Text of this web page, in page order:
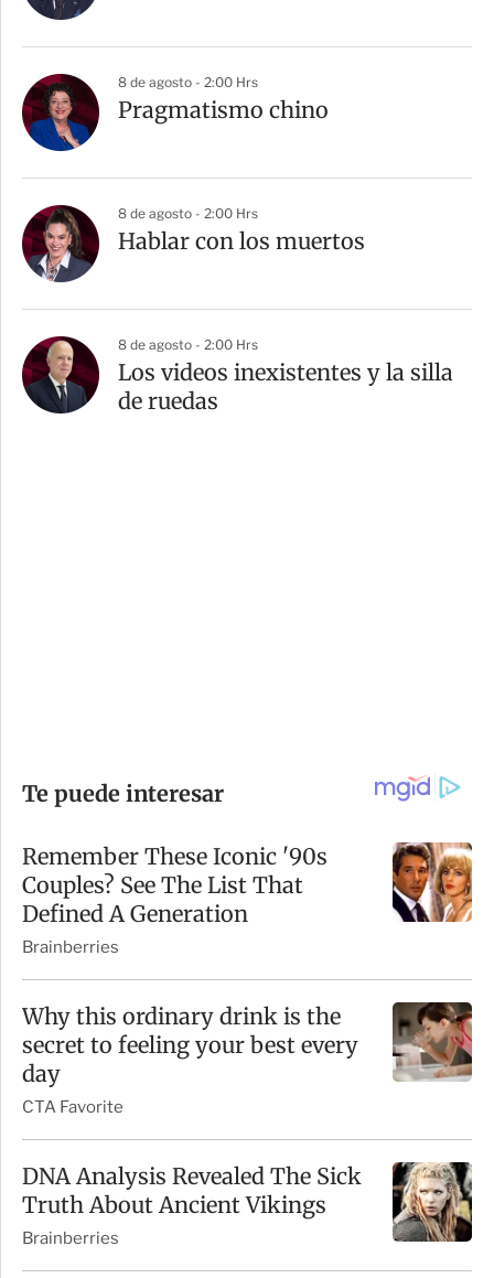
8 de agosto - 2:00 Hrs
Pragmatismo chino
8 de agosto - 2:00 Hrs
Hablar con los muertos
8 de agosto - 2:00 Hrs
Los videos inexistentes y la silla
de ruedas